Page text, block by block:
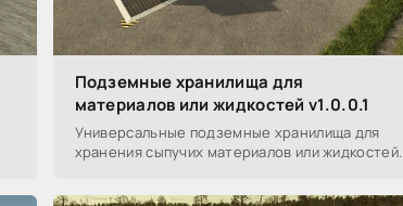
Подземные хранилища для
материалов или жидкостей v1.0.0.1
Универсальные подземные хранилища для
хранения сыпучих материалов или жидкостей.